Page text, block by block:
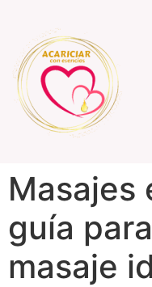
Masajes
guía
masaje